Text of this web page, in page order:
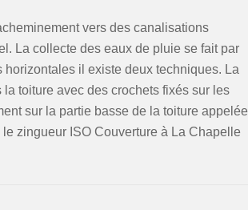
vers des canalisations
La collecte des eaux de pluie se fait par
il existe deux techniques. La
toiture avec des crochets fixés sur les
sur la partie basse de la toiture appelée
zingueur ISO Couverture à La Chapelle